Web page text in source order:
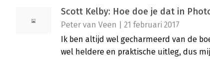
Scott Kelby: Hoe doe je dat in
Peter van Veen | 21 februari 2017
Ik ben altijd wel gecharmeerd van de
wel heldere en praktische uitleg, dus